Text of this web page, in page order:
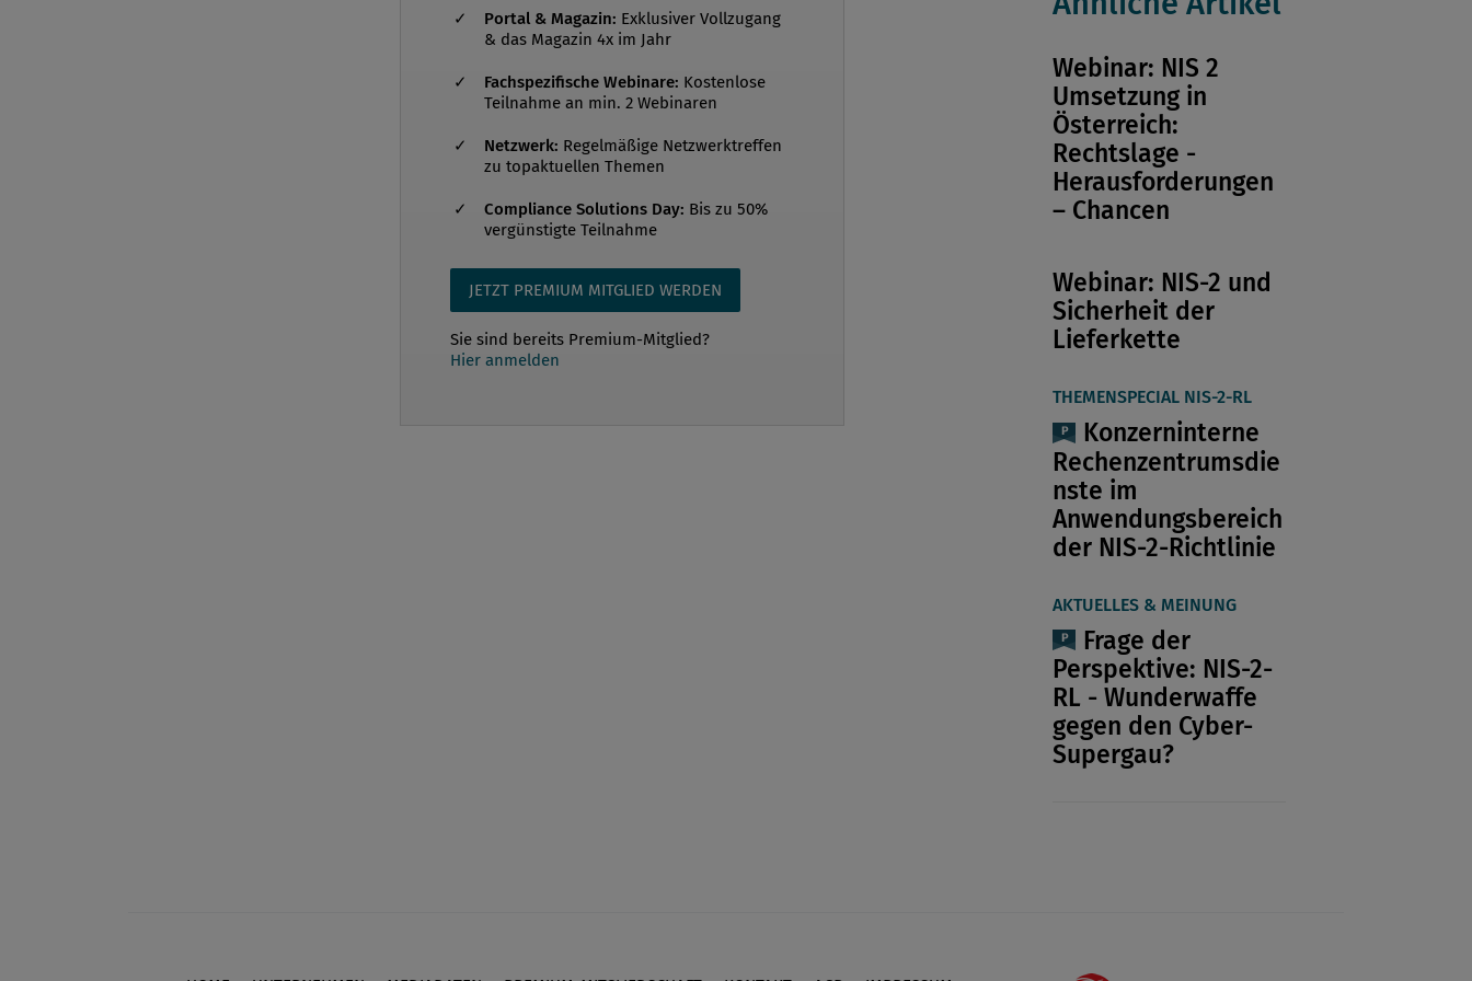
Portal & Magazin: Exklusiver Vollzugang
& das Magazin 4x im Jahr
Fachspezifische Webinare: Kostenlose
Teilnahme an min. 2 Webinaren
Netzwerk: Regelmäßige Netzwerktreffen
zu topaktuellen Themen
Compliance Solutions Day: Bis zu 50%
vergünstigte Teilnahme
JETZT PREMIUM MITGLIED WERDEN
Sie sind bereits Premium-Mitglied?
Hier anmelden
Webinar: NIS 2
Umsetzung in
Österreich:
Rechtslage -
Herausforderungen
– Chancen
Webinar: NIS-2 und
Sicherheit der
Lieferkette
THEMENSPECIAL NIS-2-RL
Konzerninterne
Rechenzentrumsdie
nste im
Anwendungsbereich
der NIS-2-Richtlinie
AKTUELLES & MEINUNG
Frage der
Perspektive: NIS-2-
RL - Wunderwaffe
gegen den Cyber-
Supergau?